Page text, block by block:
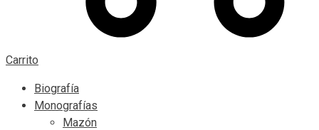
Carrito
Biografía
Monografías
Mazón